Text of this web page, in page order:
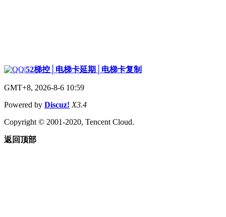
|52梯控│电梯卡延期│电梯卡复制
GMT+8, 2026-8-6 10:59
Powered by Discuz! X3.4
Copyright © 2001-2020, Tencent Cloud.
返回顶部